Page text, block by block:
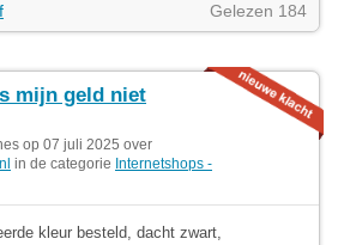
Gelezen 184
mijn geld niet
op 07 juli 2025 over
in de categorie Internetshops -
kleur besteld, dacht zwart,